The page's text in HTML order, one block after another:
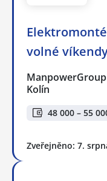
volné
Kolín
48 000 – 55
Zveřejněno: 7.